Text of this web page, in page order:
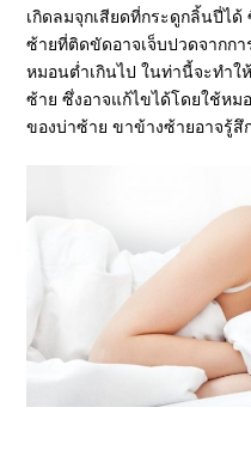
เกิดลมจุกเสียดที่กระดูกลิ้นปี่ได้
ซ้ายที่ติดขัดอาจเจ็บปวดจากก
หมอนต่ำเกินไป ในท่านี้จะทำใ
ซ้าย ซึ่งอาจแก้ไขได้โดยใช้หม
ของบ่าซ้าย ขาข้างซ้ายอาจรู้สึ